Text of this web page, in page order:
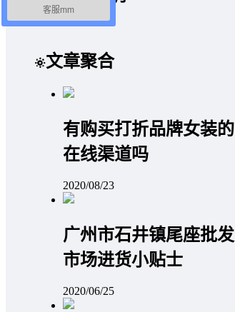
文章聚合
有购买打折品牌女装的
在线渠道吗
2020/08/23
广州市石井镇尾座批发
市场进货小贴士
2020/06/25
客服mm